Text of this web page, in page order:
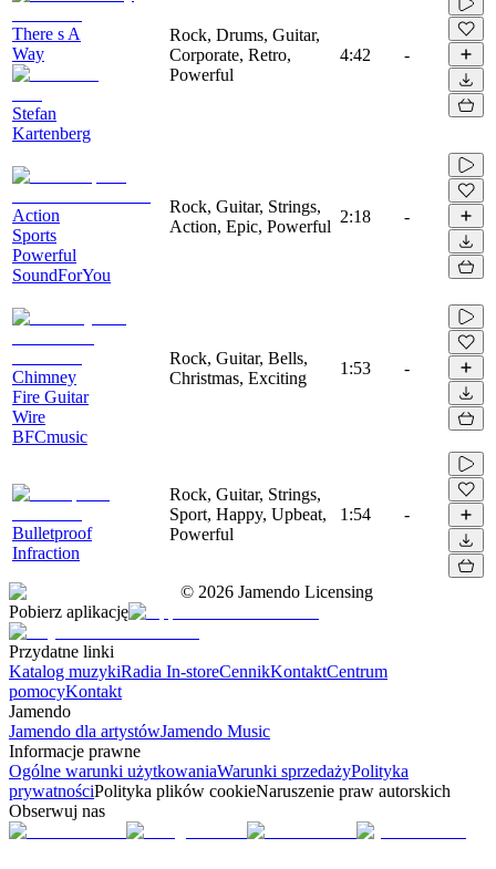
There s A
Way
Stefan
Kartenberg
Rock, Drums, Guitar,
Corporate, Retro,
Powerful
4:42 -
Action
Sports
Powerful
SoundForYou
Rock, Guitar, Strings,
Action, Epic, Powerful
2:18 -
Chimney
Fire Guitar
Wire
BFCmusic
Rock, Guitar, Bells,
Christmas, Exciting
1:53 -
Bulletproof
Infraction
Rock, Guitar, Strings,
Sport, Happy, Upbeat,
Powerful
1:54 -
© 2026 Jamendo Licensing
Pobierz aplikację
Przydatne linki
Katalog muzykiRadia In-storeCennikKontaktCentrum
pomocyKontakt
Jamendo
Jamendo dla artystówJamendo Music
Informacje prawne
Ogólne warunki użytkowaniaWarunki sprzedażyPolityka
prywatnościPolityka plików cookieNaruszenie praw autorskich
Obserwuj nas